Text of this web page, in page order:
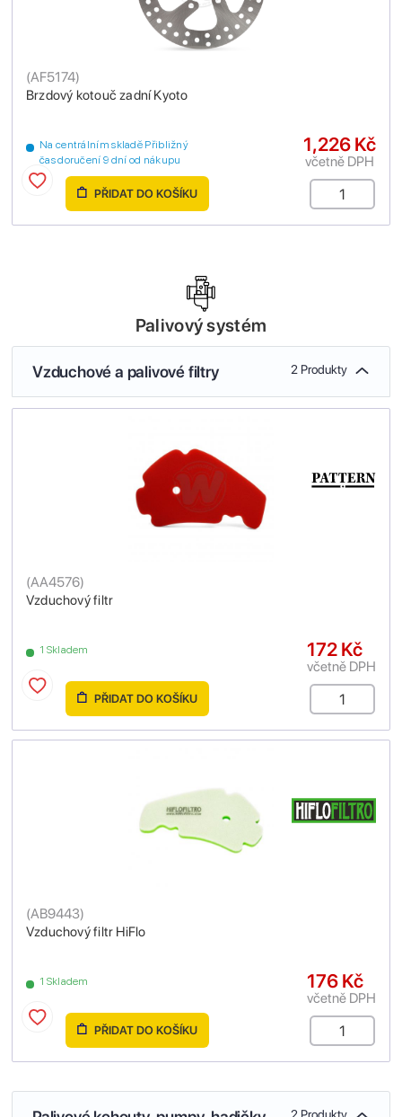
Brzdový kotouč zadní Kyoto
(AF5174)
Na centrálním skladě Přibližný
čas doručení 9 dní od nákupu
1,226 Kč
včetně DPH
PŘIDAT DO KOŠÍKU
Palivový systém
Vzduchové a palivové filtry 2 Produkty
Vzduchový filtr
(AA4576)
1 Skladem 172 Kč
včetně DPH
PŘIDAT DO KOŠÍKU
Vzduchový filtr HiFlo
(AB9443)
1 Skladem 176 Kč
včetně DPH
PŘIDAT DO KOŠÍKU